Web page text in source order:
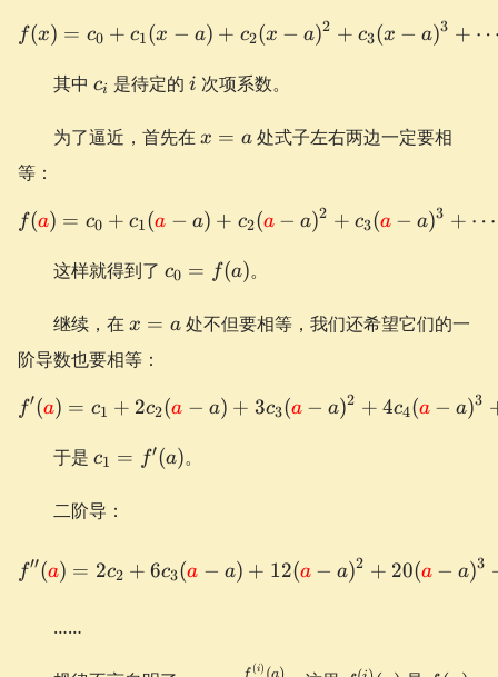
f(x) = c_0 + c_1(x-a) +
f(x) = c0 + c1(x − a) + c2(x − a)2 + c3(x − a)3 +
其中 c_i
ci 是待定的 i
i 次项系数。
为了逼近，首先在 x=a
x = a处式子左右两边一定要相
等：
f(a) = c0 + c1(a − a) + c2(a − a)2 + c3(a − a)3 + ⋯
这样就得到了 c_0
f(a)
c0 = f(a)。
继续，在 x=a
x = a处不但要相等，我们还希望它们的一
阶导数也要相等：
f′(a) = c1 + 2c2(a − a) + 3c3(a − a)2 + 4c4(a − a)3
于是 c_1
f'(a)
c1 = f′(a)。
二阶导：
f′′(a) = 2c2 + 6c3(a − a) + 12(a − a)2 + 20(a − a)3
……
f (i) (a)